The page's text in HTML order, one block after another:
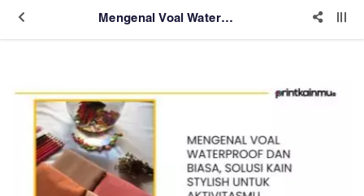
Mengenal Voal Waterproof dan Biasa, Solusi Kain Stylish untuk Aktivitasmu